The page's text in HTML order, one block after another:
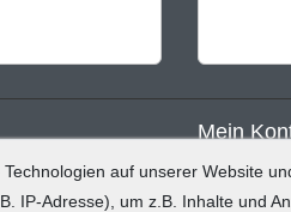
Mein
Registrieren
auf unserer Website
IP-Adresse), um z.B. Inhalte und